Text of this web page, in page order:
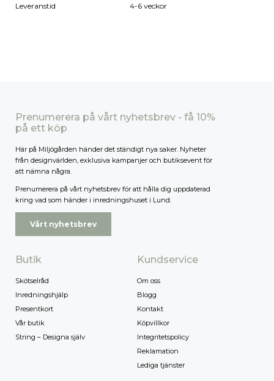
Leveranstid
4-6 veckor
Prenumerera på vårt nyhetsbrev - få 10%
på ett köp
Här på Miljögården händer det ständigt nya saker. Nyheter
från designvärlden, exklusiva kampanjer och butiksevent för
att nämna några.
Prenumerera på vårt nyhetsbrev för att hålla dig uppdaterad
kring vad som händer i inredningshuset i Lund.
Vårt nyhetsbrev
Butik
Skötselråd
Inredningshjälp
Presentkort
Vår butik
String – Designa själv
Kundservice
Om oss
Blogg
Kontakt
Köpvillkor
Integritetspolicy
Reklamation
Lediga tjänster